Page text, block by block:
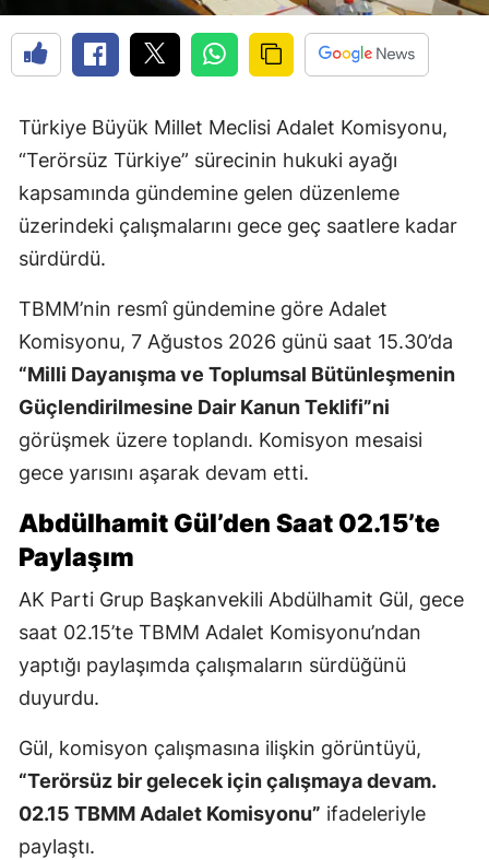
Türkiye Büyük Millet Meclisi Adalet Komisyonu,
“Terörsüz Türkiye” sürecinin hukuki ayağı
kapsamında gündemine gelen düzenleme
üzerindeki çalışmalarını gece geç saatlere kadar
sürdürdü.
TBMM’nin resmî gündemine göre Adalet
Komisyonu, 7 Ağustos 2026 günü saat 15.30’da
“Milli Dayanışma ve Toplumsal Bütünleşmenin
Güçlendirilmesine Dair Kanun Teklifi”ni
görüşmek üzere toplandı. Komisyon mesaisi
gece yarısını aşarak devam etti.
Abdülhamit Gül’den Saat 02.15’te
Paylaşım
AK Parti Grup Başkanvekili Abdülhamit Gül, gece
saat 02.15’te TBMM Adalet Komisyonu’ndan
yaptığı paylaşımda çalışmaların sürdüğünü
duyurdu.
Gül, komisyon çalışmasına ilişkin görüntüyü,
“Terörsüz bir gelecek için çalışmaya devam.
02.15 TBMM Adalet Komisyonu” ifadeleriyle
paylaştı.